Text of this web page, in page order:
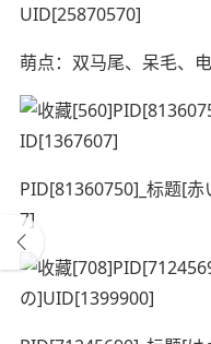
UID[25870570]
萌点：双马尾、呆毛、电
PID[81360750]_标题[
7]